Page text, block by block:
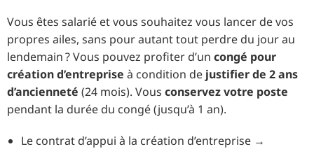
Vous êtes salarié et vous souhaitez vous lancer de vos
propres ailes, sans pour autant tout perdre du jour au
lendemain ? Vous pouvez profiter d’un congé pour
création d’entreprise à condition de justifier de 2 ans
d’ancienneté (24 mois). Vous conservez votre poste
pendant la durée du congé (jusqu’à 1 an).
Le contrat d’appui à la création d’entreprise →